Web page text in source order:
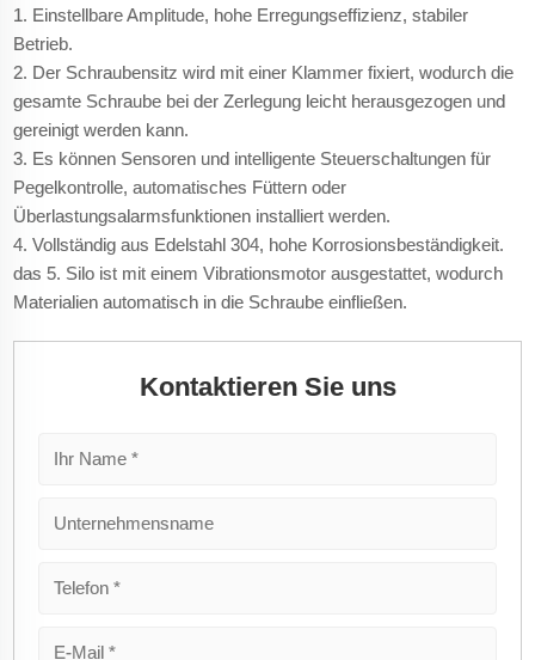
1. Einstellbare Amplitude, hohe Erregungseffizienz, stabiler
Betrieb.
2. Der Schraubensitz wird mit einer Klammer fixiert, wodurch die
gesamte Schraube bei der Zerlegung leicht herausgezogen und
gereinigt werden kann.
3. Es können Sensoren und intelligente Steuerschaltungen für
Pegelkontrolle, automatisches Füttern oder
Überlastungsalarmsfunktionen installiert werden.
4. Vollständig aus Edelstahl 304, hohe Korrosionsbeständigkeit.
das 5. Silo ist mit einem Vibrationsmotor ausgestattet, wodurch
Materialien automatisch in die Schraube einfließen.
Kontaktieren Sie uns